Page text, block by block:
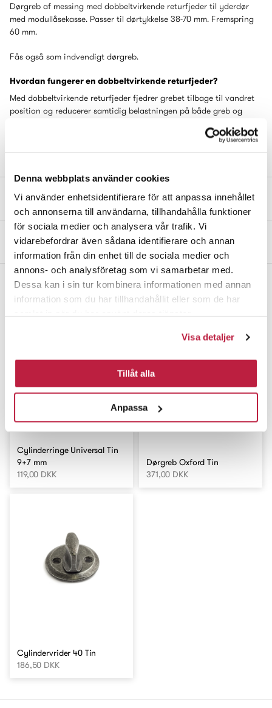
Denna webbplats använder cookies
Vi använder enhetsidentifierare för att anpassa innehållet
och annonserna till användarna, tillhandahålla funktioner
för sociala medier och analysera vår trafik. Vi
vidarebefordrar även sådana identifierare och annan
information från din enhet till de sociala medier och
annons- och analysföretag som vi samarbetar med.
Dessa kan i sin tur kombinera informationen med annan
information som du har tillhandahållit eller som de har
Visa detaljer
Tillåt alla
Anpassa
Dørgreb af messing med dobbeltvirkende returfjeder til yderdør
med modullåsekasse. Passer til dørtykkelse 38-70 mm. Fremspring
60 mm.
Fås også som indvendigt dørgreb.
Hvordan fungerer en dobbeltvirkende returfjeder?
Med dobbeltvirkende returfjeder fjedrer grebet tilbage til vandret
position og reducerer samtidig belastningen på både greb og
låsekasse, hvor døren låses ved at løfte grebet opad.
Mål og dimensioner
Montering & øvrige dokumenter
Komplet med
Cylinderringe Universal Tin
9+7 mm
119,00 DKK
Dørgreb Oxford Tin
371,00 DKK
Cylindervrider 40 Tin
186,50 DKK